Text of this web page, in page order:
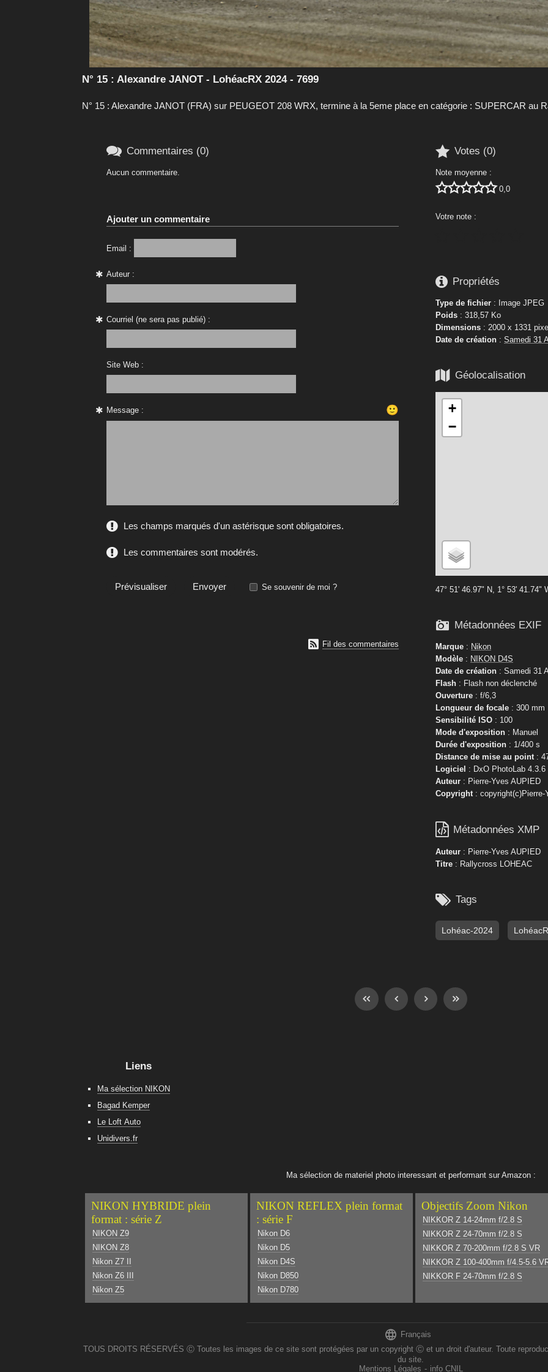
N° 15 : Alexandre JANOT - LohéacRX 2024 - 7699
N° 15 : Alexandre JANOT (FRA) sur PEUGEOT 208 WRX, termine à la 5eme place en catégorie : SUPERCAR au
 Votes (0)
Note moyenne :
 0,0
Votre note :
 Propriétés
Type de fichier : Image JPEG
Poids : 318,57 Ko
Dimensions : 2000 x 1331
Date de création : Samedi 31
 Géolocalisation
+
−
47° 51' 46.97" N, 1° 53' 41.74"
 Métadonnées EXIF
Marque : Nikon
Modèle : NIKON D4S
Date de création : Samedi 31
Flash : Flash non déclenché
Ouverture : f/6,3
Longueur de focale : 300 mm
Sensibilité ISO : 100
Mode d'exposition : Manuel
Durée d'exposition : 1/400 s
Distance de mise au point :
Logiciel : DxO PhotoLab 4.3.6
Auteur : Pierre-Yves AUPIED
Copyright : copyright(c)Pierre-
 Métadonnées XMP
Auteur : Pierre-Yves AUPIED
Titre : Rallycross LOHEAC
 Tags
Lohéac-2024
 Commentaires (0)
Aucun commentaire.
Ajouter un commentaire
Email :
Auteur :
Courriel (ne sera pas publié) :
Site Web :
Message : 🙂
Les champs marqués d'un astérisque sont obligatoires.
Les commentaires sont modérés.
Se souvenir de moi ?
 Fil des commentaires
Liens
Ma sélection NIKON
Bagad Kemper
Le Loft Auto
Unidivers.fr
Ma sélection de materiel photo interessant et performant sur Amazon :
NIKON HYBRIDE plein
format : série Z
NIKON Z9
NIKON Z8
Nikon Z7 II
Nikon Z6 III
Nikon Z5
NIKON REFLEX plein format
: série F
Nikon D6
Nikon D5
Nikon D4S
Nikon D850
Nikon D780
Objectifs Zoom Nikon
NIKKOR Z 14-24mm f/2.8 S
NIKKOR Z 24-70mm f/2.8 S
NIKKOR Z 70-200mm f/2.8 S VR
NIKKOR Z 100-400mm f/4.5-5.6
NIKKOR F 24-70mm f/2.8 S
 Français
TOUS DROITS RÉSERVÉS Ⓒ Toutes les images de ce site sont protégées par un copyright Ⓒ et un droit d'auteur. Toute
du site.
Mentions Légales - info CNIL